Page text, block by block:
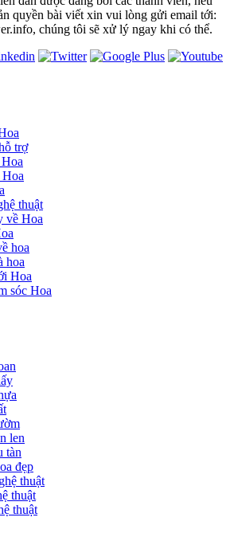
quyền bài viết xin vui lòng gửi email tới:
chúng tôi sẽ xử lý ngay khi có thể.
trợ
thuật
về Hoa
hoa
hoa
Hoa
sóc Hoa
len
tàn
đẹp
thuật
thuật
thuật